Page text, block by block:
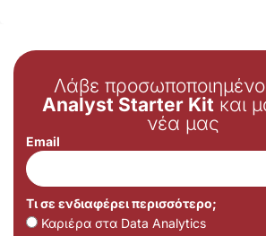
Λάβε προσωποποιημένο
Analyst Starter Kit και
νέα μας
Email
Τι σε ενδιαφέρει περισσότερο;
Καριέρα στα Data Analytics